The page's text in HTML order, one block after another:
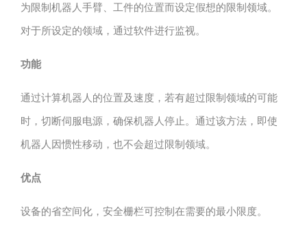
为限制机器人手臂、工件的位置而设定假想的限制领域。
对于所设定的领域，通过软件进行监视。
功能
通过计算机器人的位置及速度，若有超过限制领域的可能
时，切断伺服电源，确保机器人停止。通过该方法，即使
机器人因惯性移动，也不会超过限制领域。
优点
设备的省空间化，安全栅栏可控制在需要的最小限度。